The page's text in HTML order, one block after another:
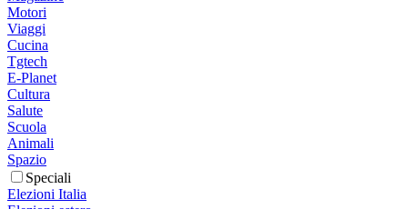
Motori
Viaggi
Cucina
Tgtech
E-Planet
Cultura
Salute
Scuola
Animali
Spazio
Speciali
Elezioni Italia